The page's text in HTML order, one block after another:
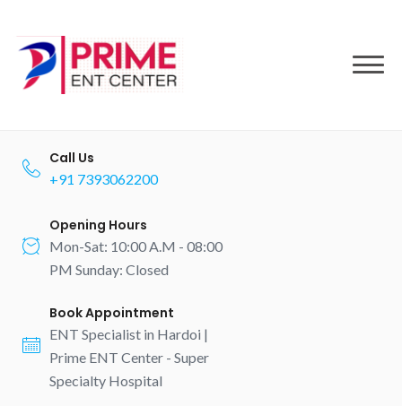
content
Call Us
+91 7393062200
Opening Hours
Mon-Sat: 10:00 A.M - 08:00
PM Sunday: Closed
Book Appointment
ENT Specialist in Hardoi |
Prime ENT Center - Super
Specialty Hospital